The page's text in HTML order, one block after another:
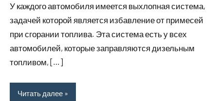
У каждого автомобиля имеется выхлопная система,
задачей которой является избавление от примесей
при сгорании топлива. Эта система есть у всех
автомобилей, которые заправляются дизельным
топливом, […]
Читать далее